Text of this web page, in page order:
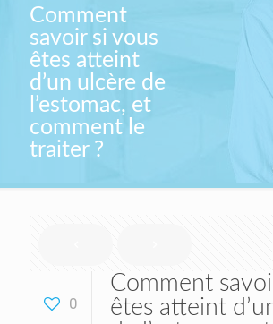
Comment
savoir si vous
êtes atteint
d’un ulcère de
l’estomac, et
comment le
traiter ?
0
Comment
êtes atteint